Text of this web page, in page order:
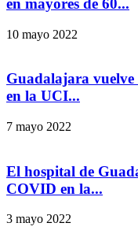
en mayores de 60...
10 mayo 2022
Guadalajara
en la UCI...
7 mayo 2022
El hospital de
COVID en la...
3 mayo 2022